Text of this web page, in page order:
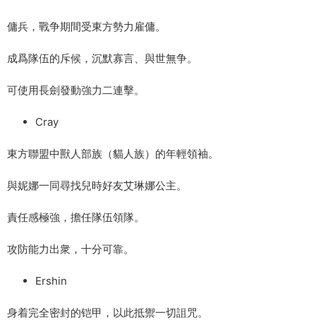
傭兵，戰争期間受東方勢力雇傭。
成爲隊伍的斥候，沉默寡言、與世無争。
可使用長劍發動強力二連擊。
Cray
東方聯盟中獸人部族（貓人族）的年輕領袖。
與妮娜一同尋找兒時好友艾琳娜公主。
責任感極強，擔任隊伍領隊。
攻防能力出衆，十分可靠。
Ershin
身着完全密封的铠甲，以此抵禦一切詛咒。